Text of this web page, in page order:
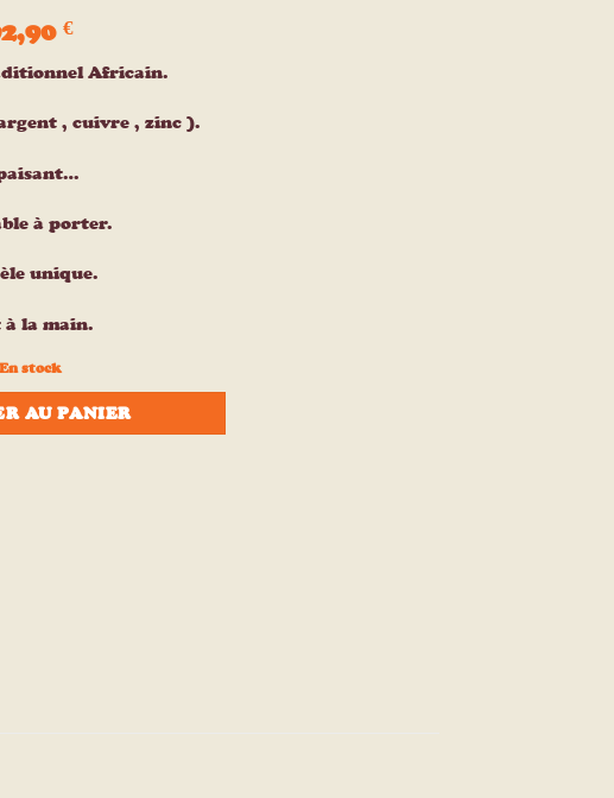
€
Africain.
, cuivre , zinc ).
à porter.
unique.
à la main.
En stock
AU PANIER